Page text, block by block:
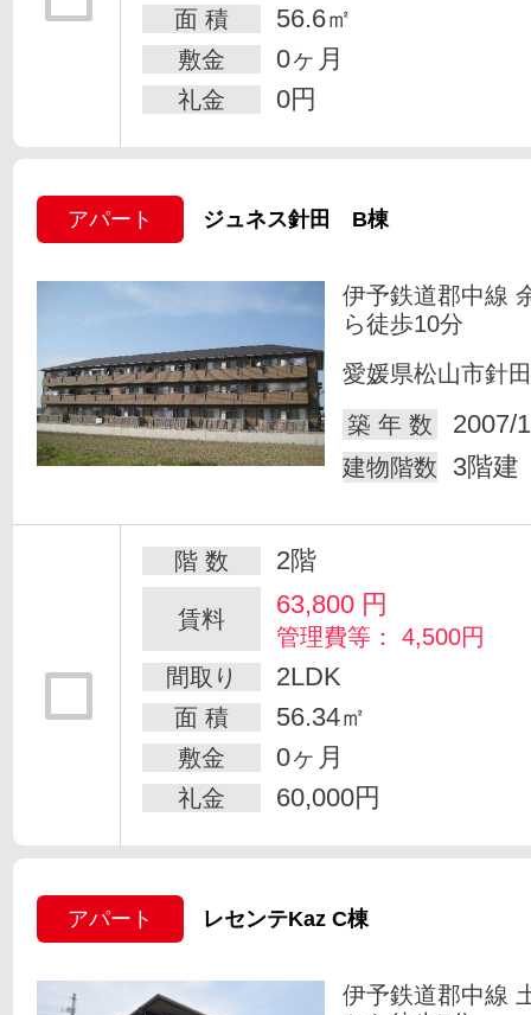
面 積 56.6㎡
敷金 0ヶ月
礼金 0円
アパート ジュネス針田 B棟
伊予鉄道郡中線
ら徒歩10分
愛媛県松山市針
築 年 数
2007/
建物階数 3階建
階 数 2階
賃料 63,800 円
管理費等： 4,500円
間取り
2LDK
面 積 56.34㎡
敷金 0ヶ月
礼金 60,000円
アパート レセンテKaz C棟
伊予鉄道郡中線